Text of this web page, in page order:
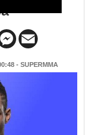
- SUPERMMA